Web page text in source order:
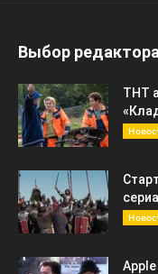
Выбор редактора
ТНТ